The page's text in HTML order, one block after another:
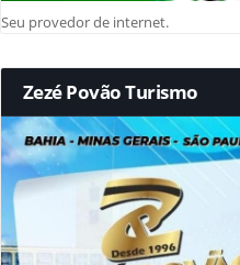
Seu provedor de internet.
Zezé Povão Turismo